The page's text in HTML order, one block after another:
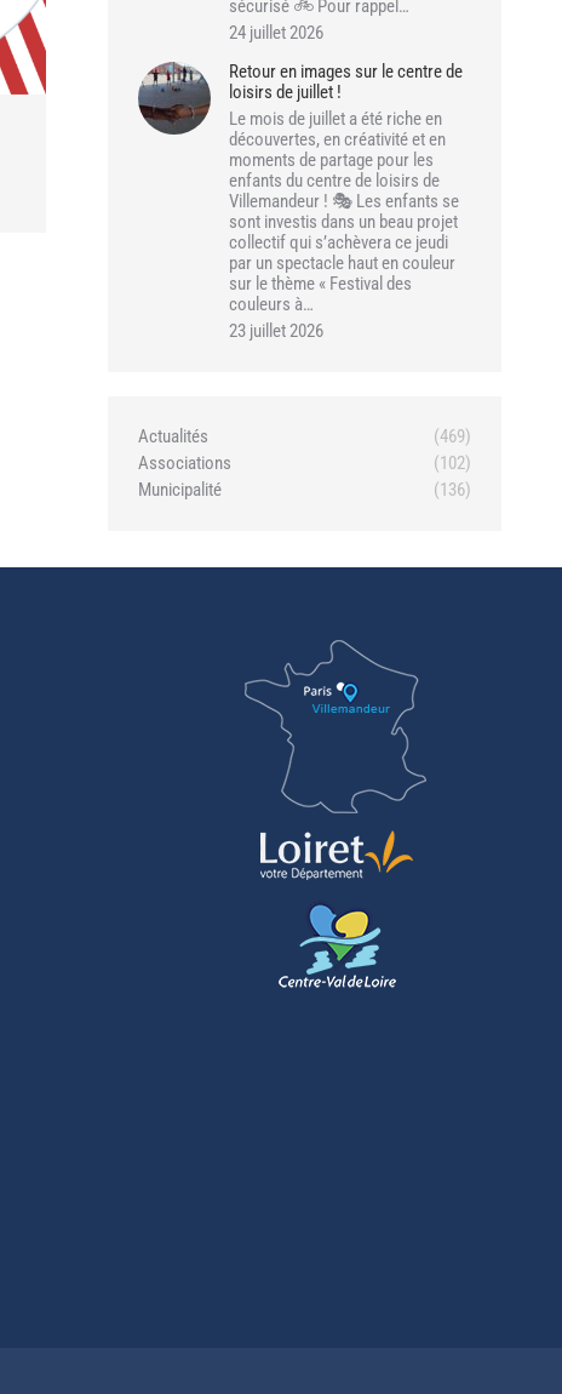
sécurisé 🚲 Pour rappel…
24 juillet 2026
Retour en images sur le centre de
loisirs de juillet !
Le mois de juillet a été riche en
découvertes, en créativité et en
moments de partage pour les
enfants du centre de loisirs de
Villemandeur ! 🎭 Les enfants se
sont investis dans un beau projet
collectif qui s’achèvera ce jeudi
par un spectacle haut en couleur
sur le thème « Festival des
couleurs à…
23 juillet 2026
Actualités
(469)
Associations
(102)
Municipalité
(136)